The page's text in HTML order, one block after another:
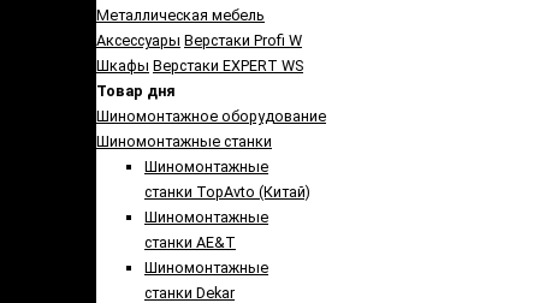
Металлическая мебель
Аксессуары Верстаки Profi W
Шкафы Верстаки EXPERT WS
Товар дня
Шиномонтажное оборудование
Шиномонтажные станки
Шиномонтажные
станки TopAvto (Китай)
Шиномонтажные
станки AE&T
Шиномонтажные
станки Dekar